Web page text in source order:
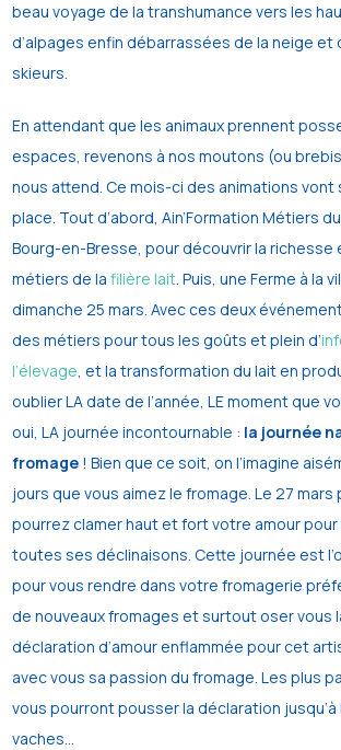
beau voyage de la transhumance vers les
d’alpages enfin débarrassées de la neige et
skieurs.
En attendant que les animaux prennent
espaces, revenons à nos moutons (ou
nous attend. Ce mois-ci des animations vont
place. Tout d’abord, Ain’Formation Métiers
Bourg-en-Bresse, pour découvrir la
métiers de lafilière lait. Puis, une Ferme à la
dimanche 25 mars. Avec ces deux
des métiers pour tous les goûts et plein d’
l’élevage, et la transformation du lait en
oublier LA date de l’année, LE moment que
oui, LA journée incontournable : la journée
fromage ! Bien que ce soit, on l’imagine
jours que vous aimez le fromage. Le 27 mars
pourrez clamer haut et fort votre amour
toutes ses déclinaisons. Cette journée est
pour vous rendre dans votre fromagerie
de nouveaux fromages et surtout oser vous
déclaration d’amour enflammée pour cet
avec vous sa passion du fromage. Les plus
vous pourront pousser la déclaration jusqu’à
vaches…